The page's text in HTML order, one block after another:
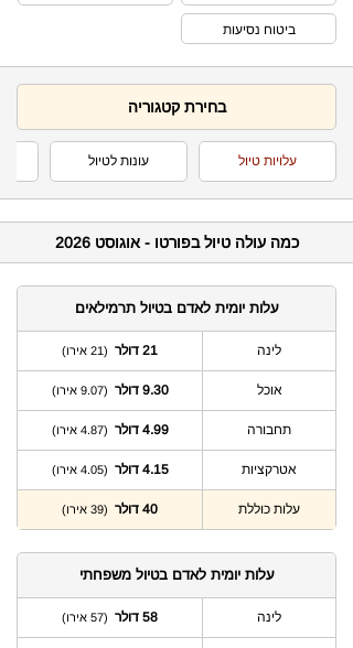
ביטוח נסיעות
בחירת קטגוריה
עלויות טיול עונות לטיול
כמה עולה טיול בפורטו - אוגוסט 2026
עלות יומית לאדם בטיול תרמילאים
לינה 21 דולר (21 אירו)
אוכל 9.30 דולר (9.07 אירו)
תחבורה 4.99 דולר (4.87 אירו)
אטרקציות 4.15 דולר (4.05 אירו)
עלות כוללת 40 דולר (39 אירו)
עלות יומית לאדם בטיול משפחתי
לינה 58 דולר (57 אירו)